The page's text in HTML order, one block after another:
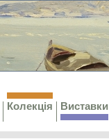
Колекція Виставки